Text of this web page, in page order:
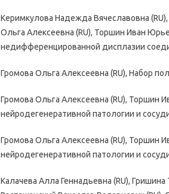
Керимкулова Надежда Вячеславовна
Ольга Алексеевна (RU), Торшин Иван
недифференцированной дисплазии
Громова Ольга Алексеевна (RU), Набор
Громова Ольга Алексеевна (RU), Торшин
нейродегенеративной патологии и
Громова Ольга Алексеевна (RU), Торшин
нейродегенеративной патологии и
Калачева Алла Геннадьевна (RU),